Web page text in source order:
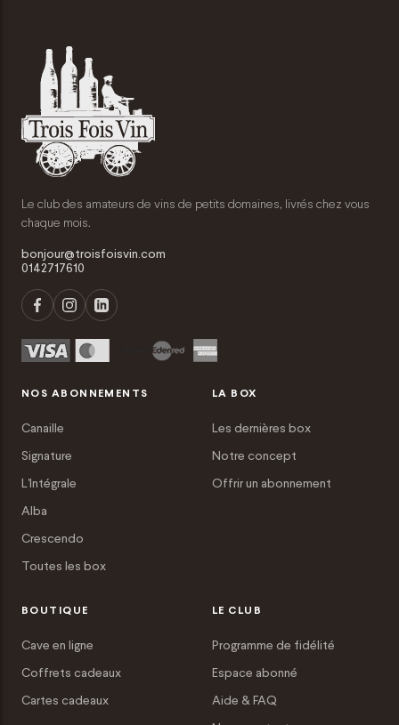
Le club des amateurs de vins de petits domaines, livrés chez vous
chaque mois.
bonjour@troisfoisvin.com
0142717610
NOS ABONNEMENTS
Canaille
Signature
L'Intégrale
Alba
Crescendo
Toutes les box
LA BOX
Les dernières box
Notre concept
Offrir un abonnement
BOUTIQUE
Cave en ligne
Coffrets cadeaux
Cartes cadeaux
LE CLUB
Programme de fidélité
Espace abonné
Aide & FAQ